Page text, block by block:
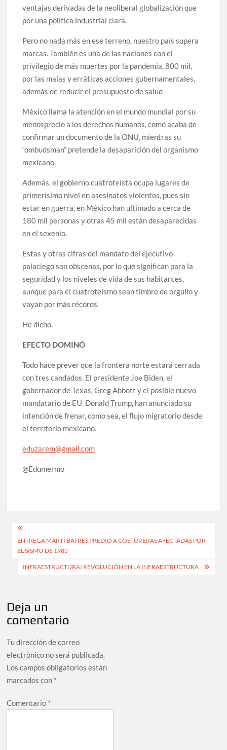
ventajas derivadas de la neoliberal globalización que
por una política industrial clara.
Pero no nada más en ese terreno, nuestro país supera
marcas. También es una de las naciones con el
privilegio de más muertes por la pandemia, 800 mil,
por las malas y erráticas acciones gubernamentales,
además de reducir el presupuesto de salud
México llama la atención en el mundo mundial por su
menosprecio a los derechos humanos, como acaba de
confirmar un documento de la ONU, mientras su
“ombudsman” pretende la desaparición del organismo
mexicano.
Además, el gobierno cuatroteísta ocupa lugares de
primerísimo nivel en asesinatos violentos, pues sin
estar en guerra, en México han ultimado a cerca de
180 mil personas y otras 45 mil están desaparecidas
en el sexenio.
Estas y otras cifras del mandato del ejecutivo
palaciego son obscenas, por lo que significan para la
seguridad y los niveles de vida de sus habitantes,
aunque para él cuatroteísmo sean timbre de orgullo y
vayan por más récords.
He dicho.
EFECTO DOMINÓ
Todo hace prever que la frontera norte estará cerrada
con tres candados. El presidente Joe Biden, el
gobernador de Texas, Greg Abbott y el posible nuevo
mandatario de EU, Donald Trump, han anunciado su
intención de frenar, como sea, el flujo migratorio desde
el territorio mexicano.
eduzarem@gmail.com
@Edumermo
Navegación
de
entradas
ENTREGA MARTÍ BATRES PREDIO A COSTURERAS AFECTADAS POR
EL SISMO DE 1985
INFRAESTRUCTURA/ REVOLUCIÓN EN LA INFRAESTRUCTURA
Deja un
comentario
Tu dirección de correo
electrónico no será publicada.
Los campos obligatorios están
marcados con *
Comentario *